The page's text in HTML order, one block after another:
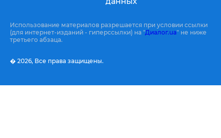
Использование материалов разрешается при условии ссылки
(для интернет-изданий - гиперссылки) на "Диалог.ua" не ниже
третьего абзаца.
� 2026, Все права защищены.